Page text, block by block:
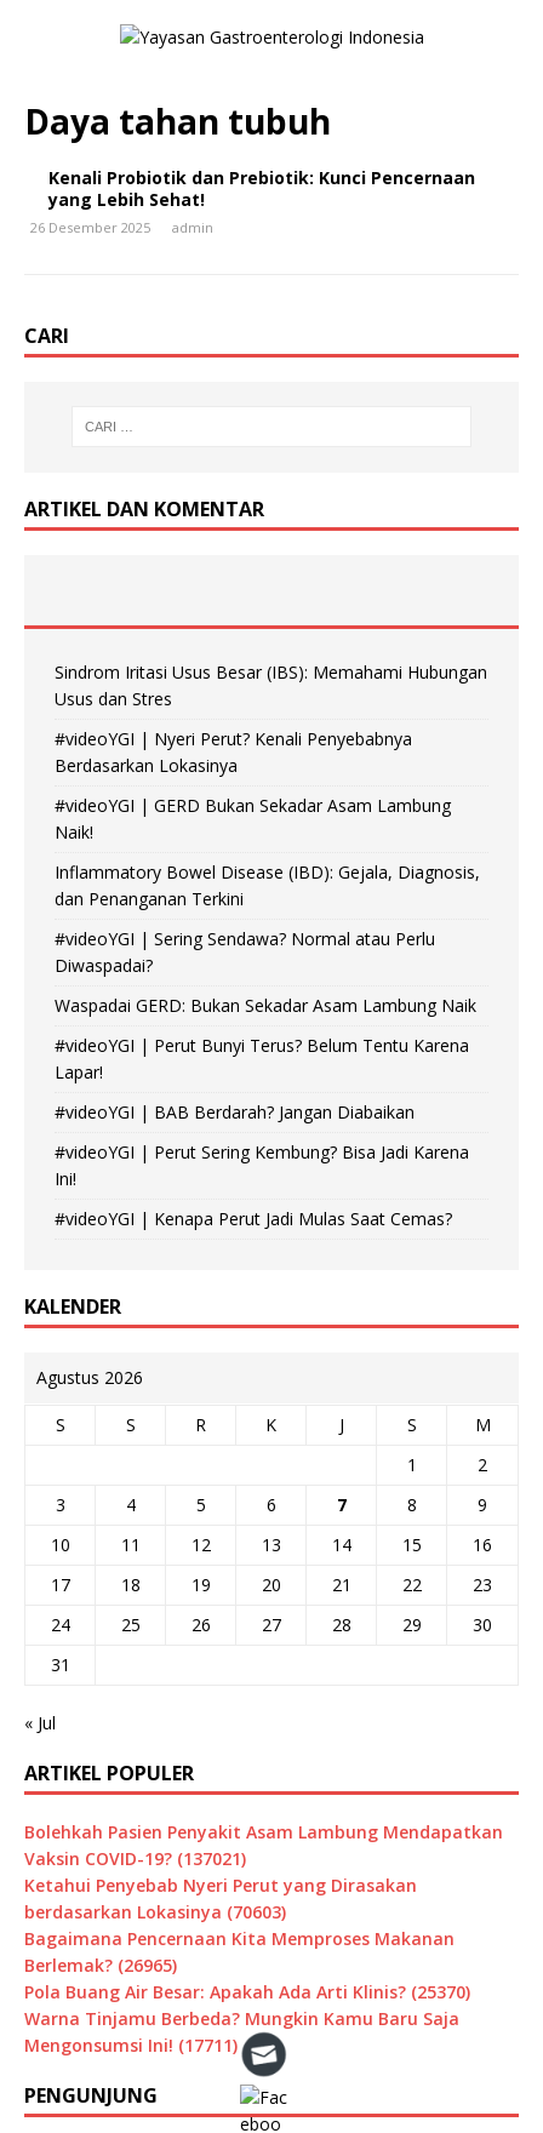
Daya tahan tubuh
Kenali Probiotik dan Prebiotik: Kunci Pencernaan
yang Lebih Sehat!
26 Desember 2025 admin
CARI
ARTIKEL DAN KOMENTAR
Sindrom Iritasi Usus Besar (IBS): Memahami Hubungan
Usus dan Stres
#videoYGI | Nyeri Perut? Kenali Penyebabnya
Berdasarkan Lokasinya
#videoYGI | GERD Bukan Sekadar Asam Lambung
Naik!
Inflammatory Bowel Disease (IBD): Gejala, Diagnosis,
dan Penanganan Terkini
#videoYGI | Sering Sendawa? Normal atau Perlu
Diwaspadai?
Waspadai GERD: Bukan Sekadar Asam Lambung Naik
#videoYGI | Perut Bunyi Terus? Belum Tentu Karena
Lapar!
#videoYGI | BAB Berdarah? Jangan Diabaikan
#videoYGI | Perut Sering Kembung? Bisa Jadi Karena
Ini!
#videoYGI | Kenapa Perut Jadi Mulas Saat Cemas?
KALENDER
Agustus 2026
S S R K J S
M
1
2
3
4 5 6 7 8
9
10
11 12 13 14 15
16
17
18 19 20 21 22
23
24
25 26 27 28 29
30
31
« Jul
ARTIKEL POPULER
Bolehkah Pasien Penyakit Asam Lambung Mendapatkan
Vaksin COVID-19? (137021)
Ketahui Penyebab Nyeri Perut yang Dirasakan
berdasarkan Lokasinya (70603)
Bagaimana Pencernaan Kita Memproses Makanan
Berlemak? (26965)
Pola Buang Air Besar: Apakah Ada Arti Klinis? (25370)
Warna Tinjamu Berbeda? Mungkin Kamu Baru Saja
Mengonsumsi Ini! (17711)
PENGUNJUNG